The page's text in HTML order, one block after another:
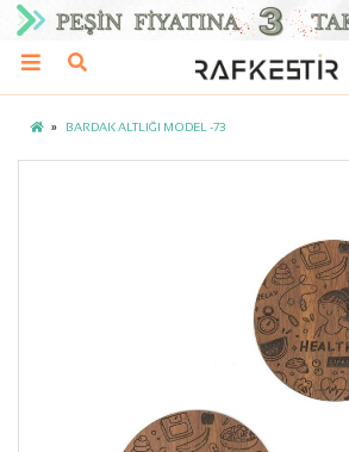
BARDAK ALTLIĞI MODEL -73